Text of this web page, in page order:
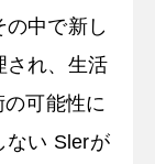
中で新し
され、生活
可能性に
ない Slerが